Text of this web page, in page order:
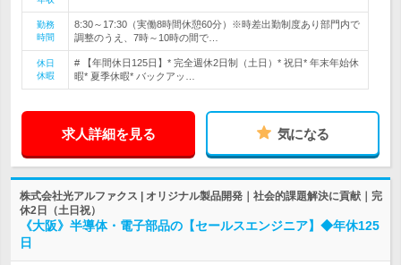
勤務
時間
8:30～17:30（実働8時間休憩60分）※時差出勤制度あり部門内で
調整のうえ、7時～10時の間で…
休日
休暇
# 【年間休日125日】* 完全週休2日制（土日）* 祝日* 年末年始休
暇* 夏季休暇* バックアッ…
求人詳細を見る 気になる
株式会社光アルファクス | オリジナル製品開発｜社会的課題解決に貢献｜完
休2日（土日祝）
《大阪》半導体・電子部品の【セールスエンジニア】◆年休125
日